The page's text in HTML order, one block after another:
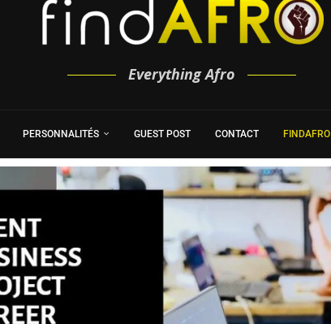
Everything Afro
PERSONNALITÉS GUEST POST CONTACT FINDAFRO